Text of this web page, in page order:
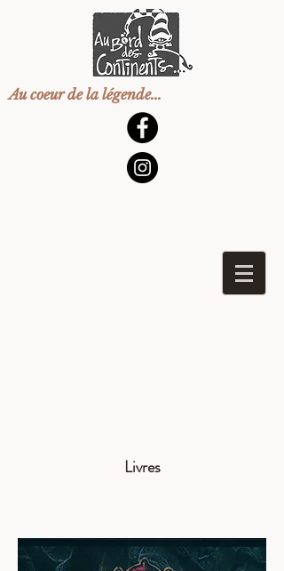
Au coeur de la légende...
Livres